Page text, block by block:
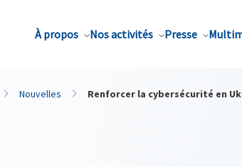
À propos Nos activités Presse
Nouvelles Renforcer la cybersécurité en